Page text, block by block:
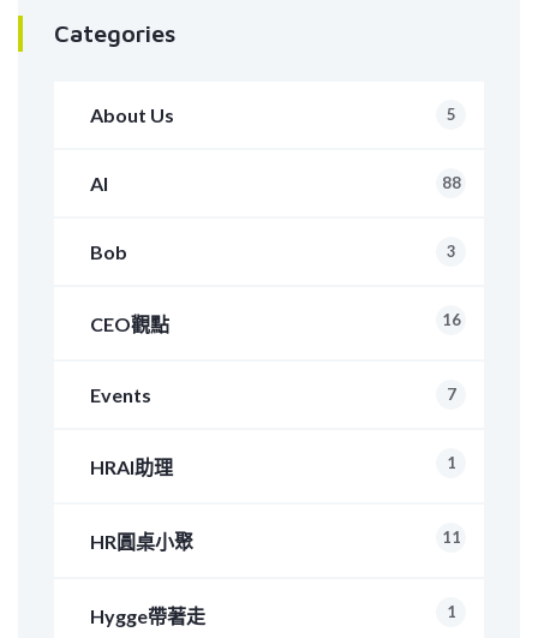
Categories
About Us 5
AI 88
Bob 3
CEO觀點 16
Events 7
HRAI助理 1
HR圓桌小聚 11
Hygge帶著走 1